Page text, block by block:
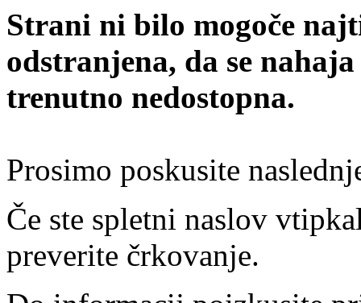
Strani ni bilo mogoče
odstranjena, da se
trenutno nedostopna.
Prosimo poskusite
Če ste spletni naslov
preverite črkovanje.